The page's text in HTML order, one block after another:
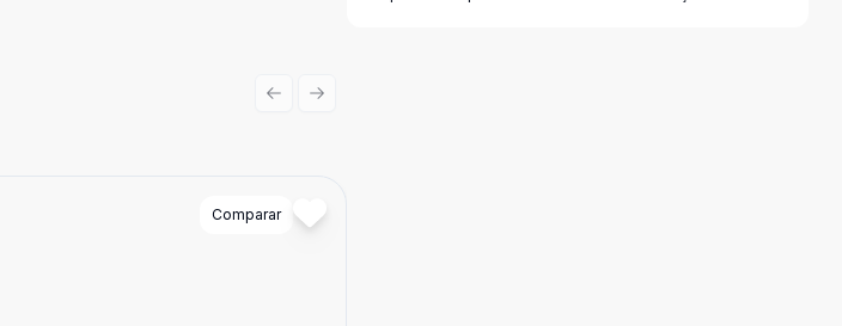
Comparar
Previous slide
Next slide